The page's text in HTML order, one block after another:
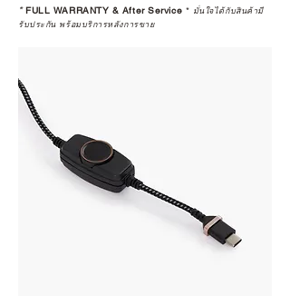
*FULL WARRANTY & After Service * มั่นใจได้กับสินค้ามี
รับประกัน พร้อมบริการหลังการขาย